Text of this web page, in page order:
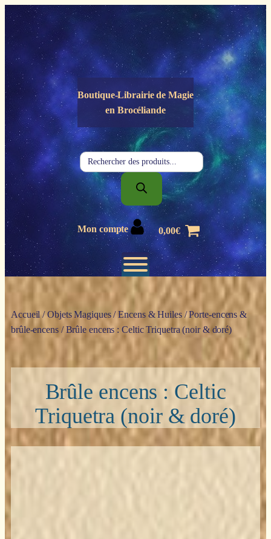
Panneau de gestion des cookies
Boutique-Librairie deMagie
en Brocéliande
Recherche
de
produits
Mon compte 0,00€
Accueil/Objets Magiques/Encens & Huiles/Porte-encens &
brûle-encens/ Brûle encens : Celtic Triquetra (noir & doré)
Brûle encens : Celtic
Triquetra (noir & doré)